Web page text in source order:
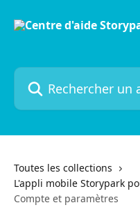
Rechercher un article...
Toutes les collections
L'appli mobile Storypark
Compte et paramètres